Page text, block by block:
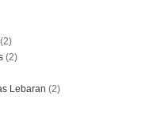
(2)
(2)
Lebaran (2)